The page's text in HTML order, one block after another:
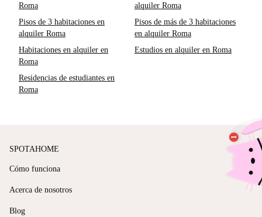
Roma
alquiler Roma
Pisos de 3 habitaciones en
alquiler Roma
Pisos de más de 3 habitaciones
en alquiler Roma
Habitaciones en alquiler en
Roma
Estudios en alquiler en Roma
Residencias de estudiantes en
Roma
SPOTAHOME
Cómo funciona
Acerca de nosotros
Blog